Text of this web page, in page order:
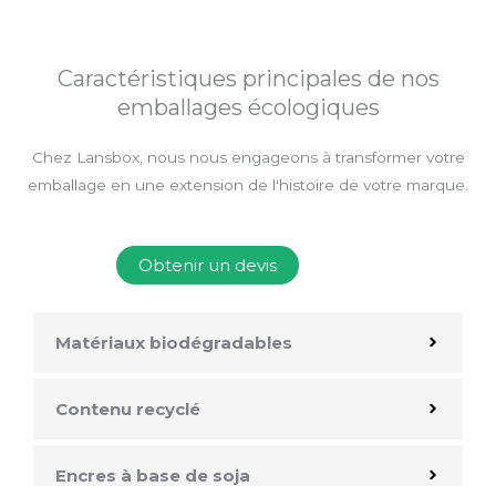
Caractéristiques principales de nos
emballages écologiques
Chez Lansbox, nous nous engageons à transformer votre
emballage en une extension de l'histoire de votre marque.
Obtenir un devis
Matériaux biodégradables
Contenu recyclé
Encres à base de soja